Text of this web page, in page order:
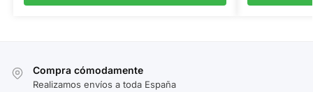
Compra cómodamente
Realizamos envíos a toda España